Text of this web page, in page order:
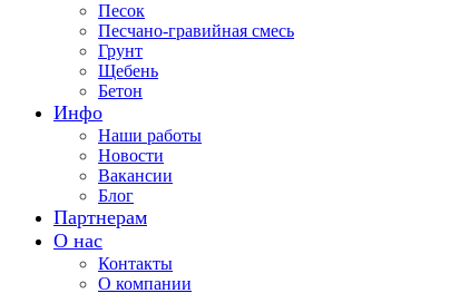
Песок
Песчано-гравийная смесь
Грунт
Щебень
Бетон
Инфо
Наши работы
Новости
Вакансии
Блог
Партнерам
О нас
Контакты
О компании